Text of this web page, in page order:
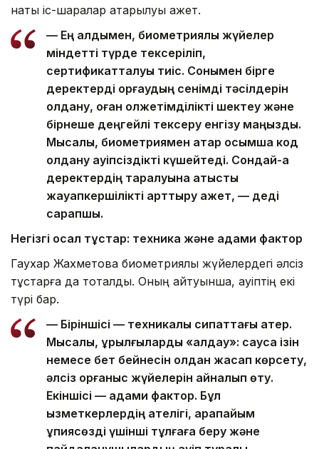
нақты іс-шаралар атқарылуы қажет.
— Ең алдымен, биометриялық жүйелер
міндетті түрде тексеріліп,
сертификатталуы тиіс. Сонымен бірге
деректерді қорғаудың сенімді тәсілдерін
қолдану, оған қолжетімділікті шектеу және
бірнеше деңгейлі тексеру енгізу маңызды.
Мысалы, биометриямен қатар қосымша код
қолдану қауіпсіздікті күшейтеді. Сондай-ақ
деректердің таралуына қатысты
жауапкершілікті арттыру қажет, — деді
сарапшы.
Негізгі осал тұстар: техника және адами фактор
Гаухар Жахметова биометриялық жүйелердегі әлсіз
тұстарға да тоқталды. Оның айтуынша, қауіптің екі
түрі бар.
— Біріншісі — техникалық сипаттағы қатер.
Мысалы, құрылғыларды «алдау»: саусақ ізін
немесе бет бейнесін қолдан жасап көрсету,
әлсіз қорғаныс жүйелерін айналып өту.
Екіншісі — адами фактор. Бұл
қызметкерлердің қателігі, қарапайым
құпиясөзді үшінші тұлғаға беру және